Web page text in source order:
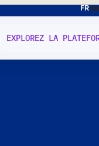
FREN
EXPLOREZ LA